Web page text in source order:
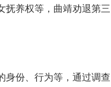
抚养权等，曲靖劝退第三
身份、行为等，通过调查